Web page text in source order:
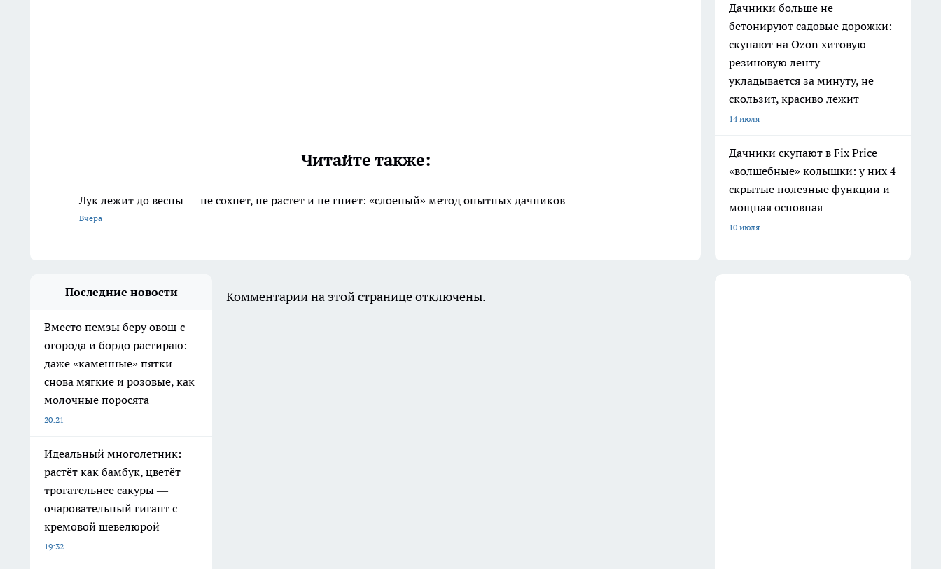
Читайте также:
Лук лежит до весны — не сохнет, не растет и не гниет: «слоеный» метод опытных дачников
Вчера
Дачники больше не
бетонируют садовые дорожки:
скупают на Ozon хитовую
резиновую ленту —
укладывается за минуту, не
скользит, красиво лежит
14 июля
Дачники скупают в Fix Price
«волшебные» колышки: у них 4
скрытые полезные функции и
мощная основная
10 июля
Последние новости
Вместо пемзы беру овощ с
огорода и бордо растираю:
даже «каменные» пятки
снова мягкие и розовые, как
молочные поросята
20:21
Идеальный многолетник:
растёт как бамбук, цветёт
трогательнее сакуры —
очаровательный гигант с
кремовой шевелюрой
19:32
Комментарии на этой странице отключены.